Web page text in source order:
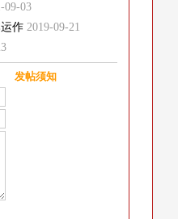
09-03
作 2019-09-21
发帖须知